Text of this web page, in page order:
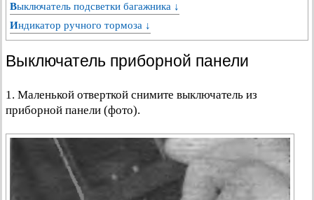
Выключатель подсветки багажника ↓
Индикатор ручного тормоза ↓
Выключатель приборной панели
1. Маленькой отверткой снимите выключатель из
приборной панели (фото).